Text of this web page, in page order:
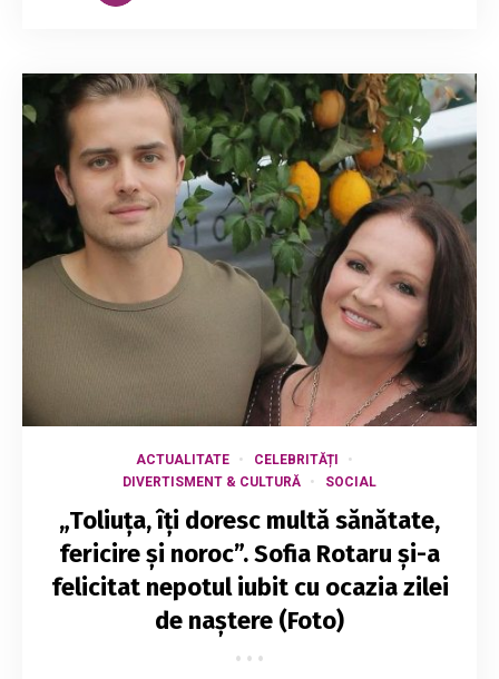
ACTUALITATE
CELEBRITĂȚI
DIVERTISMENT & CULTURĂ
SOCIAL
„Toliuța, îți doresc multă sănătate,
fericire și noroc”. Sofia Rotaru și-a
felicitat nepotul iubit cu ocazia zilei
de naștere (Foto)